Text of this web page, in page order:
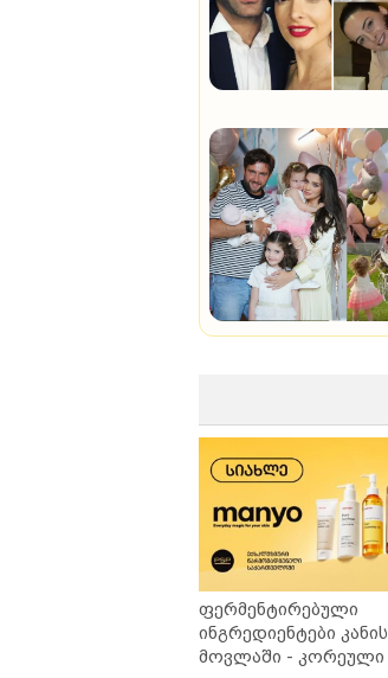
ფერმენტირებული
ინგრედიენტები კანის
მოვლაში - კორეული